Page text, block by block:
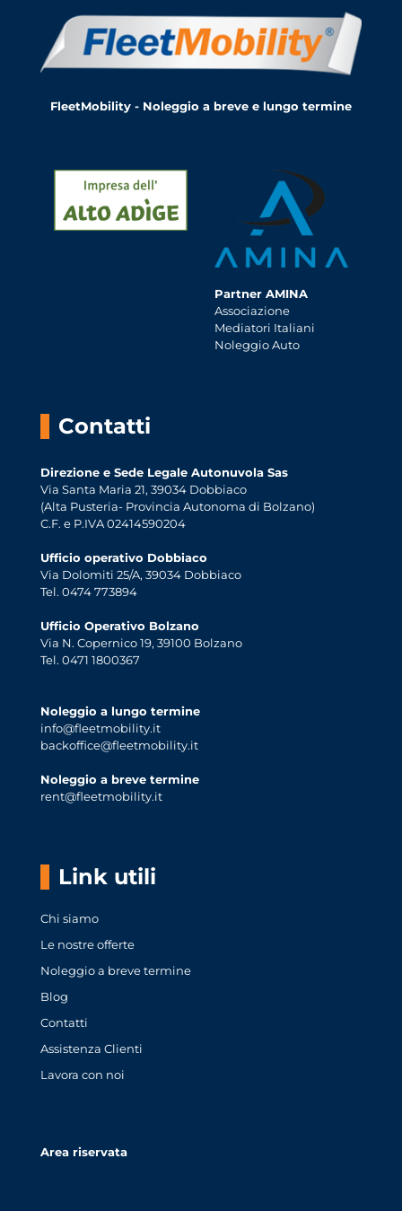
FleetMobility - Noleggio a breve e lungo termine
Partner AMINA
Associazione
Mediatori Italiani
Noleggio Auto
Contatti
Direzione e Sede Legale Autonuvola Sas
Via Santa Maria 21, 39034 Dobbiaco
(Alta Pusteria- Provincia Autonoma di Bolzano)
C.F. e P.IVA 02414590204
Ufficio operativo Dobbiaco
Via Dolomiti 25/A, 39034 Dobbiaco
Tel. 0474 773894
Ufficio Operativo Bolzano
Via N. Copernico 19, 39100 Bolzano
Tel. 0471 1800367
Noleggio a lungo termine
info@fleetmobility.it
backoffice@fleetmobility.it
Noleggio a breve termine
rent@fleetmobility.it
Link utili
Chi siamo
Le nostre offerte
Noleggio a breve termine
Blog
Contatti
Assistenza Clienti
Lavora con noi
Area riservata